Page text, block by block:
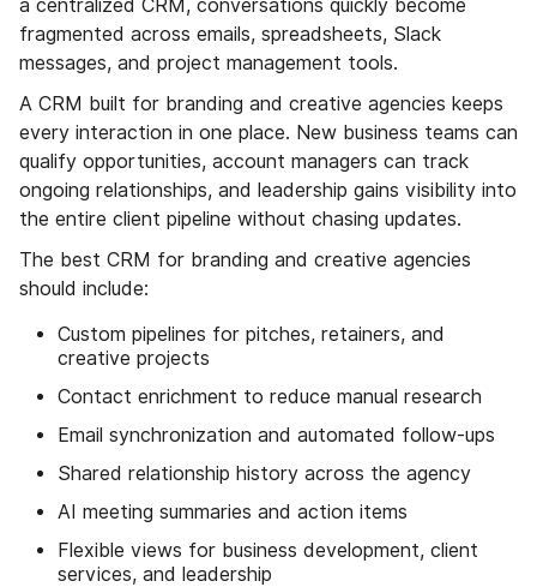
a centralized CRM, conversations quickly become
fragmented across emails, spreadsheets, Slack
messages, and project management tools.
A CRM built for branding and creative agencies keeps
every interaction in one place. New business teams can
qualify opportunities, account managers can track
ongoing relationships, and leadership gains visibility into
the entire client pipeline without chasing updates.
The best CRM for branding and creative agencies
should include:
Custom pipelines for pitches, retainers, and
creative projects
Contact enrichment to reduce manual research
Email synchronization and automated follow-ups
Shared relationship history across the agency
AI meeting summaries and action items
Flexible views for business development, client
services, and leadership